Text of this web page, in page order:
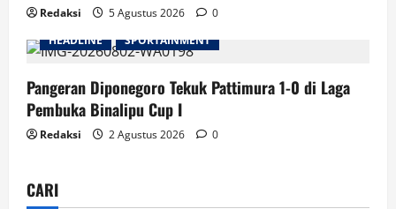
Redaksi 5 Agustus 2026
0
HEADLINE
SPORTAINMENT
Pangeran Diponegoro Tekuk Pattimura 1-0 di Laga
Pembuka Binalipu Cup I
Redaksi 2 Agustus 2026 0
CARI